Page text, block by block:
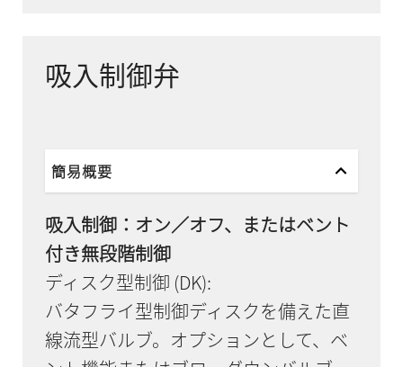
吸入制御弁
簡易概要
吸入制御：オン／オフ、またはベント
付き無段階制御
ディスク型制御 (DK):
バタフライ型制御ディスクを備えた直
線流型バルブ。オプションとして、ベ